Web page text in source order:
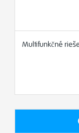
Multifunkčné